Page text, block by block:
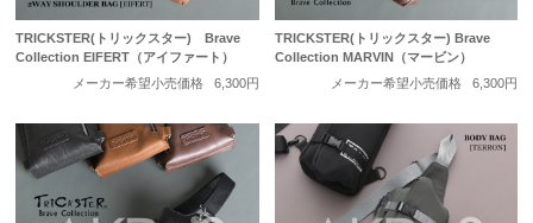
TRICKSTER(トリックスター) Brave
Collection EIFERT（アイファート）
メーカー希望小売価格
6,300円
TRICKSTER(トリックスター) Brave
Collection MARVIN（マービン）
メーカー希望小売価格
6,300円